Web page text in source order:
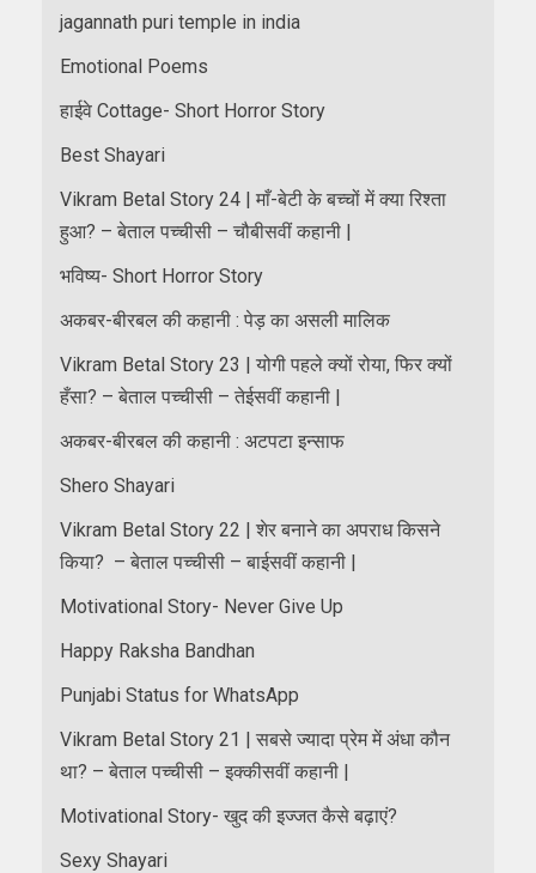
jagannath puri temple in india
Emotional Poems
हाईवे Cottage- Short Horror Story
Best Shayari
Vikram Betal Story 24 | माँ-बेटी के बच्चों में क्या रिश्ता
हुआ? – बेताल पच्चीसी – चौबीसवीं कहानी |
भविष्य- Short Horror Story
अकबर-बीरबल की कहानी : पेड़ का असली मालिक
Vikram Betal Story 23 | योगी पहले क्यों रोया, फिर क्यों
हँसा? – बेताल पच्चीसी – तेईसवीं कहानी |
अकबर-बीरबल की कहानी : अटपटा इन्साफ
Shero Shayari
Vikram Betal Story 22 | शेर बनाने का अपराध किसने
किया? – बेताल पच्चीसी – बाईसवीं कहानी |
Motivational Story- Never Give Up
Happy Raksha Bandhan
Punjabi Status for WhatsApp
Vikram Betal Story 21 | सबसे ज्यादा प्रेम में अंधा कौन
था? – बेताल पच्चीसी – इक्कीसवीं कहानी |
Motivational Story- खुद की इज्जत कैसे बढ़ाएं?
Sexy Shayari